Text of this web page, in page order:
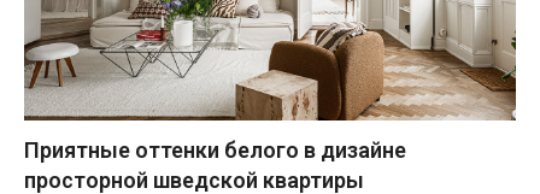
Приятные оттенки белого в дизайне
просторной шведской квартиры